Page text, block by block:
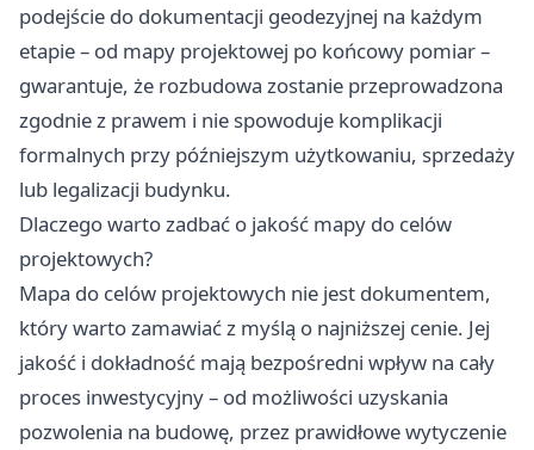
podejście do dokumentacji geodezyjnej na każdym
etapie – od mapy projektowej po końcowy pomiar –
gwarantuje, że rozbudowa zostanie przeprowadzona
zgodnie z prawem i nie spowoduje komplikacji
formalnych przy późniejszym użytkowaniu, sprzedaży
lub legalizacji budynku.
Dlaczego warto zadbać o jakość mapy do celów
projektowych?
Mapa do celów projektowych nie jest dokumentem,
który warto zamawiać z myślą o najniższej cenie. Jej
jakość i dokładność mają bezpośredni wpływ na cały
proces inwestycyjny – od możliwości uzyskania
pozwolenia na budowę, przez prawidłowe wytyczenie